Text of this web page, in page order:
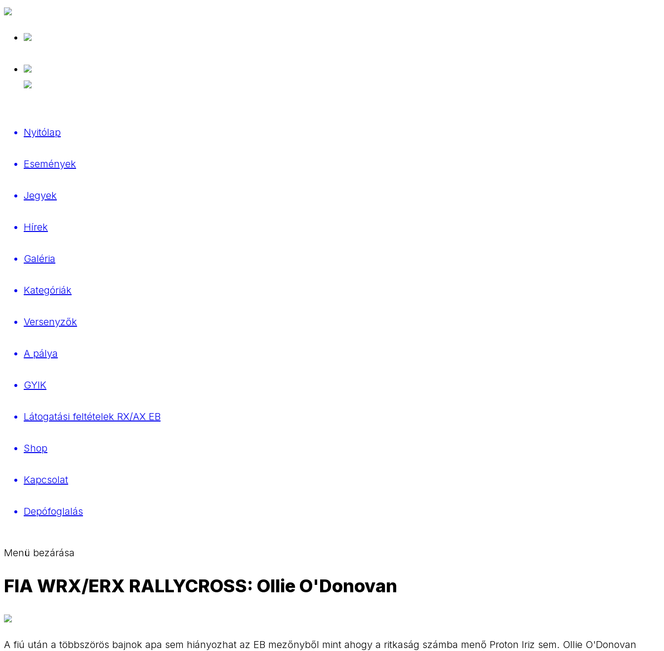
Nyitólap
Események
Jegyek
Hírek
Galéria
Kategóriák
Versenyzők
A pálya
GYIK
Látogatási feltételek RX/AX EB
Shop
Kapcsolat
Depófoglalás
Menü bezárása
FIA WRX/ERX RALLYCROSS: Ollie O'Donovan
A fiú után a többszörös bajnok apa sem hiányozhat az EB mezőnyből mint ahogy a ritkaság számba menő Proton Iriz sem. Ollie O'Donovan